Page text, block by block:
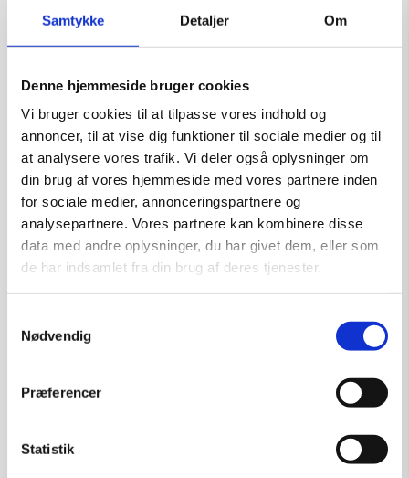
Samtykke Detaljer Om
Denne hjemmeside bruger cookies
Vi bruger cookies til at tilpasse vores indhold og
annoncer, til at vise dig funktioner til sociale medier og til
at analysere vores trafik. Vi deler også oplysninger om
din brug af vores hjemmeside med vores partnere inden
for sociale medier, annonceringspartnere og
analysepartnere. Vores partnere kan kombinere disse
data med andre oplysninger, du har givet dem, eller som
de har indsamlet fra din brug af deres tjenester.
Nødvendig
Præferencer
Statistik
Grafik af Henrik Have: U/t
Kunstner: Henrik Have – grafik
Størrelse: 47×37′
Tilføj til kurv